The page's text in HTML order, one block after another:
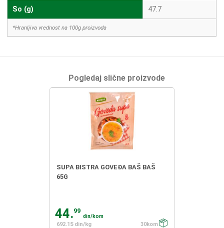
So (g) 47.7
*Hranljiva vrednost na 100g proizvoda
Pogledaj slične proizvode
SUPA BISTRA GOVEĐA BAŠ BAŠ
65G
44.99
din/kom
692.15 din/kg
30kom